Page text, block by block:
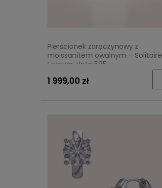
Pierścionek zaręczynowy z
moissanitem owalnym – Solitaire
Forever złoto 585
1 999,00 zł